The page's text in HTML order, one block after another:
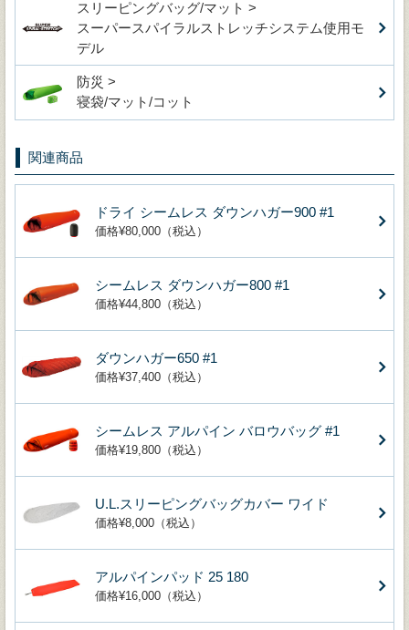
スリーピングバッグ/マット >
スーパースパイラルストレッチシステム使用モ
デル
防災 >
寝袋/マット/コット
関連商品
ドライ シームレス ダウンハガー900 #1
価格¥80,000（税込）
シームレス ダウンハガー800 #1
価格¥44,800（税込）
ダウンハガー650 #1
価格¥37,400（税込）
シームレス アルパイン バロウバッグ #1
価格¥19,800（税込）
U.L.スリーピングバッグカバー ワイド
価格¥8,000（税込）
アルパインパッド 25 180
価格¥16,000（税込）